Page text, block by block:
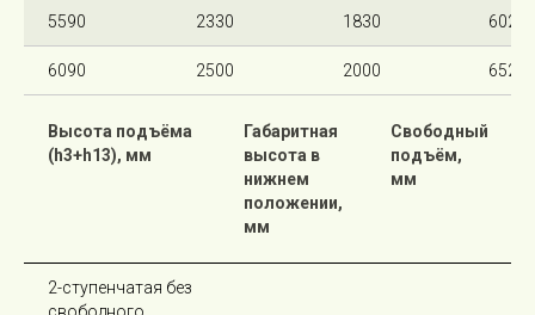
5590 2330 1830 6020
6090 2500 2000 6520
Высота подъёма
(h3+h13), мм
Габаритная
высота в
нижнем
положении,
мм
Свободный
подъём,
мм
2-ступенчатая без